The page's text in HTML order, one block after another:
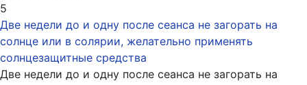
5
Две недели до и одну после сеанса не загорать на
солнце или в солярии, желательно применять
солнцезащитные средства
Две недели до и одну после сеанса не загорать на